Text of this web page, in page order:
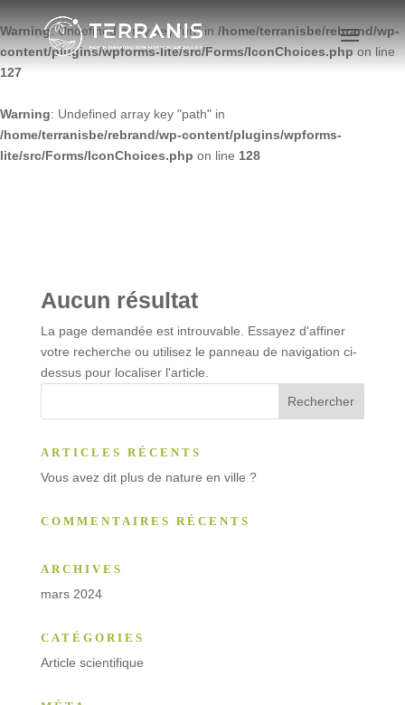
Warning: Undefined array key "url" in /home/terranisbe/rebrand/wp-
content/plugins/wpforms-lite/src/Forms/IconChoices.php on line
127
Warning: Undefined array key "path" in
/home/terranisbe/rebrand/wp-content/plugins/wpforms-
lite/src/Forms/IconChoices.php on line 128
Aucun résultat
La page demandée est introuvable. Essayez d'affiner
votre recherche ou utilisez le panneau de navigation ci-
dessus pour localiser l'article.
ARTICLES RÉCENTS
Vous avez dit plus de nature en ville ?
COMMENTAIRES RÉCENTS
ARCHIVES
mars 2024
CATÉGORIES
Article scientifique